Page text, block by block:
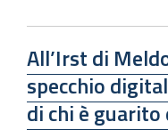
All’Irst di
specchio
di chi è guarito